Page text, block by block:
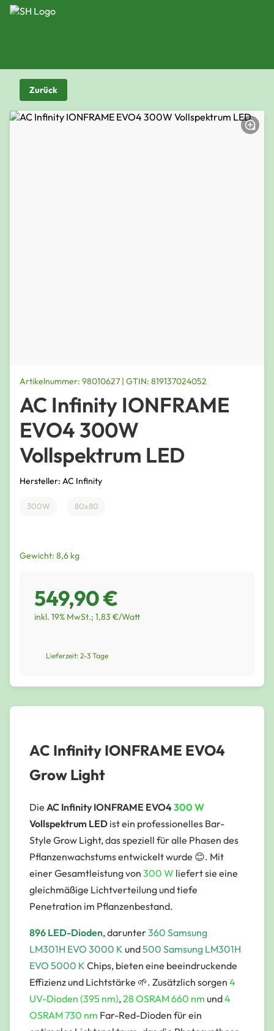
Zurück
Artikelnummer: 98010627 | GTIN: 819137024052
AC Infinity IONFRAME
EVO4 300W
Vollspektrum LED
Hersteller: AC Infinity
300W 80x80
Gewicht: 8,6 kg
549,90 €
inkl. 19% MwSt.; 1,83 €/Watt
Lieferzeit: 2-3 Tage
AC Infinity IONFRAME EVO4
Grow Light
Die AC Infinity IONFRAME EVO4300 W
Vollspektrum LED ist ein professionelles Bar-
Style Grow Light, das speziell für alle Phasen des
Pflanzenwachstums entwickelt wurde 😊. Mit
einer Gesamtleistung von 300 W liefert sie eine
gleichmäßige Lichtverteilung und tiefe
Penetration im Pflanzenbestand.
896 LED-Dioden, darunter360 Samsung
LM301H EVO 3000 K und500 Samsung LM301H
EVO 5000 K Chips, bieten eine beeindruckende
Effizienz und Lichtstärke 🌱. Zusätzlich sorgen 4
UV-Dioden (395 nm),28 OSRAM 660 nm und4
OSRAM 730 nm Far-Red-Dioden für ein